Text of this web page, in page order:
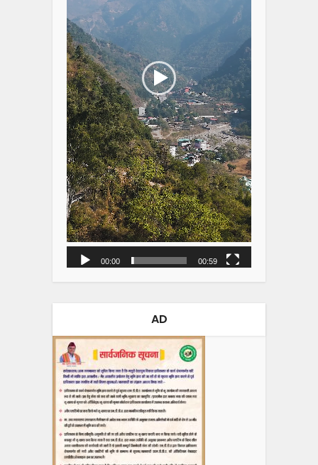
00:00 00:59
AD